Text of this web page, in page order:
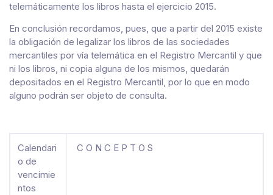
telemáticamente los libros hasta el ejercicio 2015.
En conclusión recordamos, pues, que a partir del 2015 existe
la obligación de legalizar los libros de las sociedades
mercantiles por vía telemática en el Registro Mercantil y que
ni los libros, ni copia alguna de los mismos, quedarán
depositados en el Registro Mercantil, por lo que en modo
alguno podrán ser objeto de consulta.
Calendari
o de
vencimie
ntos
C O N C E P T O S